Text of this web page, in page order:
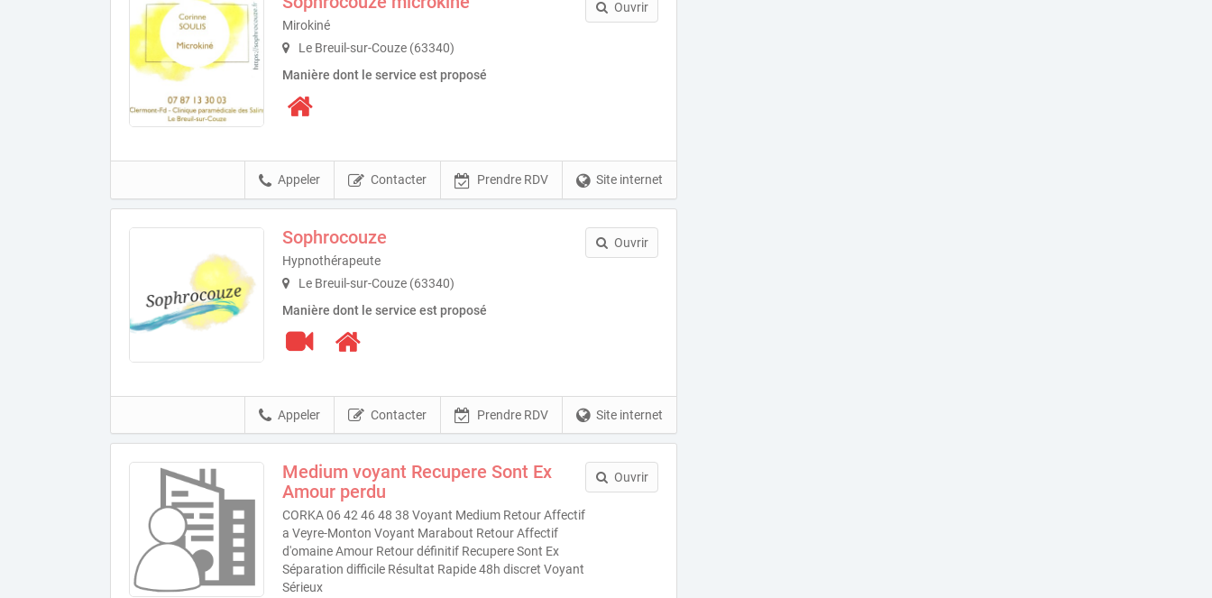
Mirokiné
Le Breuil-sur-Couze (63340)
Manière dont le service est proposé
Ouvrir
Site internet
Prendre RDV
Contacter
Appeler
Sophrocouze
Hypnothérapeute
Le Breuil-sur-Couze (63340)
Manière dont le service est proposé
Ouvrir
Site internet
Prendre RDV
Contacter
Appeler
Medium voyant Recupere Sont Ex
Amour perdu
CORKA 06 42 46 48 38 Voyant Medium Retour Affectif
a Veyre-Monton Voyant Marabout Retour Affectif
d'omaine Amour Retour définitif Recupere Sont Ex
Séparation difficile Résultat Rapide 48h discret Voyant
Sérieux
Ouvrir